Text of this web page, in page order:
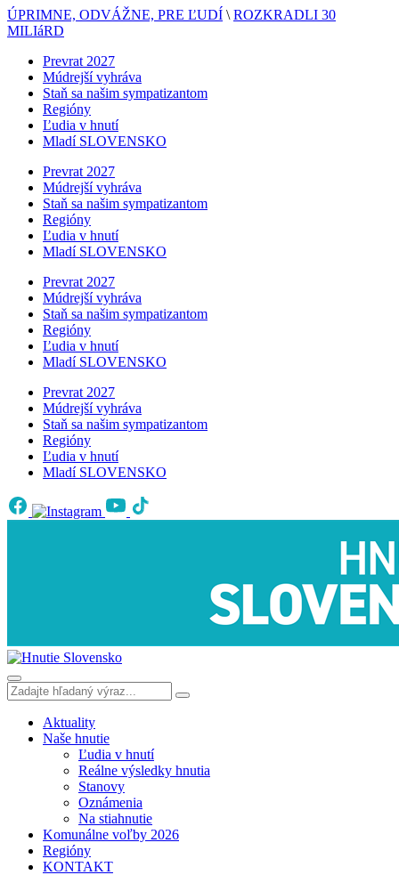
ÚPRIMNE, ODVÁŽNE, PRE ĽUDÍ \ ROZKRADLI 30
MILIáRD
Prevrat 2027
Múdrejší vyhráva
Staň sa našim sympatizantom
Regióny
Ľudia v hnutí
Mladí SLOVENSKO
Prevrat 2027
Múdrejší vyhráva
Staň sa našim sympatizantom
Regióny
Ľudia v hnutí
Mladí SLOVENSKO
Prevrat 2027
Múdrejší vyhráva
Staň sa našim sympatizantom
Regióny
Ľudia v hnutí
Mladí SLOVENSKO
Prevrat 2027
Múdrejší vyhráva
Staň sa našim sympatizantom
Regióny
Ľudia v hnutí
Mladí SLOVENSKO
Aktuality
Naše hnutie
Ľudia v hnutí
Reálne výsledky hnutia
Stanovy
Oznámenia
Na stiahnutie
Komunálne voľby 2026
Regióny
KONTAKT